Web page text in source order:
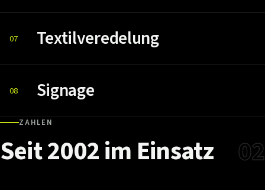
07 Textilveredelung
08 Signage
ZAHLEN
Seit2002im Einsatz 02